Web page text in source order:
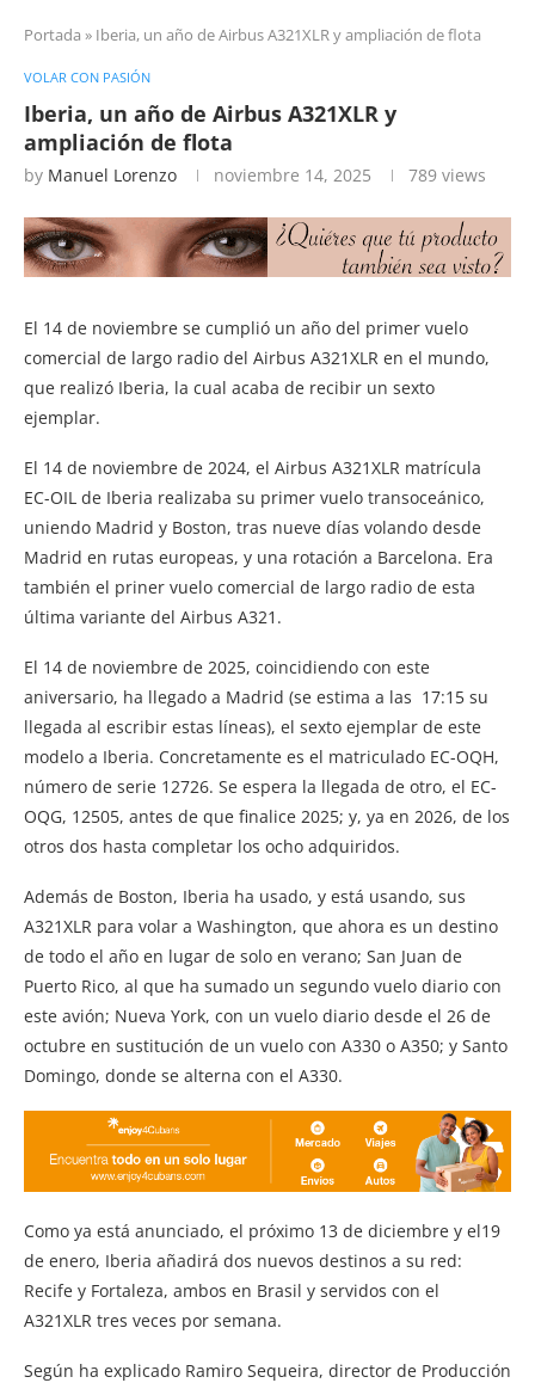
Portada » Iberia, un año de Airbus A321XLR y ampliación de flota
VOLAR CON PASIÓN
Iberia, un año de Airbus A321XLR y
ampliación de flota
by Manuel Lorenzo noviembre 14, 2025 789 views
El 14 de noviembre se cumplió un año del primer vuelo
comercial de largo radio del Airbus A321XLR en el mundo,
que realizó Iberia, la cual acaba de recibir un sexto
ejemplar.
El 14 de noviembre de 2024, el Airbus A321XLR matrícula
EC-OIL de Iberia realizaba su primer vuelo transoceánico,
uniendo Madrid y Boston, tras nueve días volando desde
Madrid en rutas europeas, y una rotación a Barcelona. Era
también el priner vuelo comercial de largo radio de esta
última variante del Airbus A321.
El 14 de noviembre de 2025, coincidiendo con este
aniversario, ha llegado a Madrid (se estima a las 17:15 su
llegada al escribir estas líneas), el sexto ejemplar de este
modelo a Iberia. Concretamente es el matriculado EC-OQH,
número de serie 12726. Se espera la llegada de otro, el EC-
OQG, 12505, antes de que finalice 2025; y, ya en 2026, de los
otros dos hasta completar los ocho adquiridos.
Además de Boston, Iberia ha usado, y está usando, sus
A321XLR para volar a Washington, que ahora es un destino
de todo el año en lugar de solo en verano; San Juan de
Puerto Rico, al que ha sumado un segundo vuelo diario con
este avión; Nueva York, con un vuelo diario desde el 26 de
octubre en sustitución de un vuelo con A330 o A350; y Santo
Domingo, donde se alterna con el A330.
Como ya está anunciado, el próximo 13 de diciembre y el19
de enero, Iberia añadirá dos nuevos destinos a su red:
Recife y Fortaleza, ambos en Brasil y servidos con el
A321XLR tres veces por semana.
Según ha explicado Ramiro Sequeira, director de Producción